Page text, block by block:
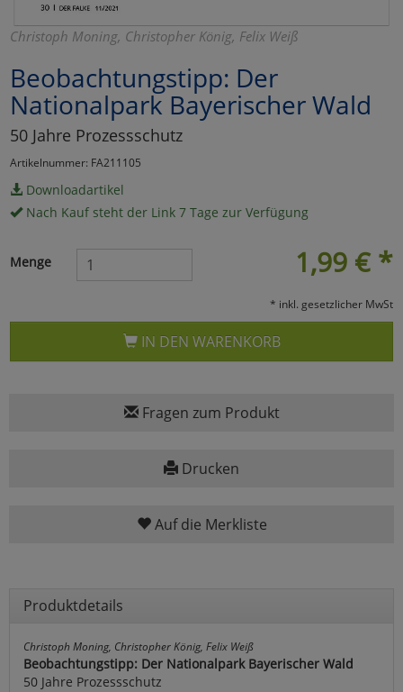
Christoph Moning, Christopher König, Felix Weiß
Beobachtungstipp: Der
Nationalpark Bayerischer Wald
50 Jahre Prozessschutz
Artikelnummer: FA211105
Downloadartikel
Nach Kauf steht der Link 7 Tage zur Verfügung
1,99 € *
Menge
* inkl. gesetzlicher MwSt
IN DEN WARENKORB
Fragen zum Produkt
Drucken
Auf die Merkliste
Produktdetails
Christoph Moning, Christopher König, Felix Weiß
Beobachtungstipp: Der Nationalpark Bayerischer Wald
50 Jahre Prozessschutz
Marketing
Umfragetools
Cookies
Einstellungen speichern